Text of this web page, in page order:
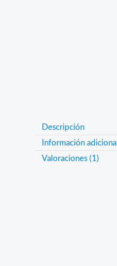
Descripción
Información adicional
Valoraciones (1)